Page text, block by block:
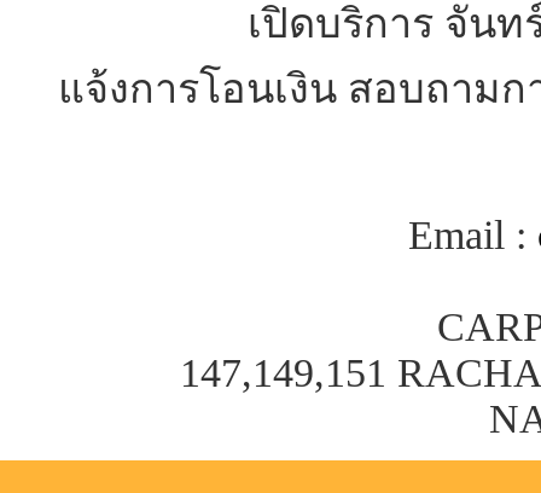
เปิดบริการ จันท
แจ้งการโอนเงิน สอบถามก
Email :
147,149,151